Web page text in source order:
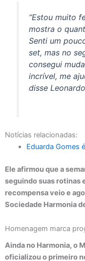
“Estou muito
mostra o
Senti um
set, mas no
consegui
incrível, me
disse
Notícias relacionadas:
Eduarda Gomes
Ele afirmou que a
seguindo suas rotinas
recompensa veio e
Sociedade Harmonia
Homenagem marca
Ainda no Harmonia, o
oficializou o primeiro